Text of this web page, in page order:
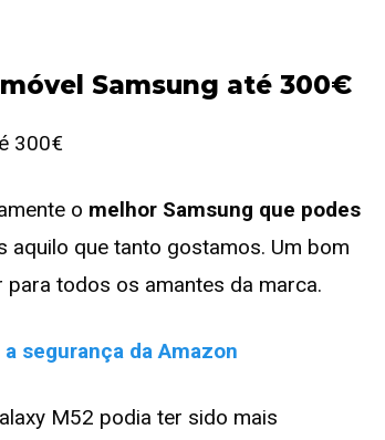
Samsung até 300€
o melhor Samsung que podes
aquilo que tanto gostamos. Um bom
todos os amantes da marca.
segurança da Amazon
M52 podia ter sido mais